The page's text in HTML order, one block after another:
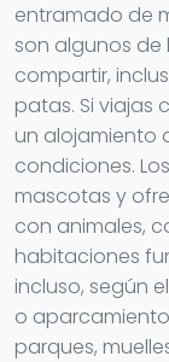
entramado de
son algunos de
compartir,
patas. Si viajas
un alojamiento
condiciones.
mascotas y
con animales,
habitaciones
incluso, según
o
parques,